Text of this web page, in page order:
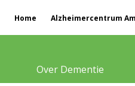
Home Alzheimercentrum
Over Dementie